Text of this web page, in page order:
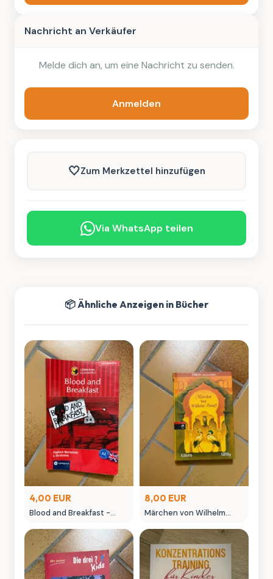
Nachricht an Verkäufer
Melde dich an, um eine Nachricht zu senden.
Anmelden
🤍Zum Merkzettel hinzufügen
Via WhatsApp teilen
📦 Ähnliche Anzeigen in Bücher
4,00 EUR
Blood and Breakfast -
Niveau
8,00 EUR
Märchen von Wilhelm
Märchenedition
Hardcover